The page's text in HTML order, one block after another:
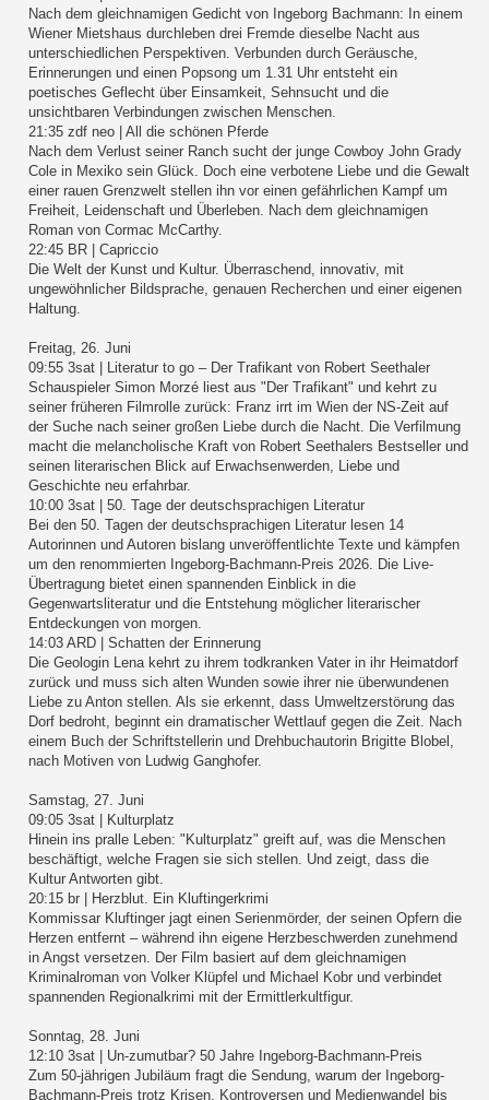
Nach dem gleichnamigen Gedicht von Ingeborg Bachmann: In einem
Wiener Mietshaus durchleben drei Fremde dieselbe Nacht aus
unterschiedlichen Perspektiven. Verbunden durch Geräusche,
Erinnerungen und einen Popsong um 1.31 Uhr entsteht ein
poetisches Geflecht über Einsamkeit, Sehnsucht und die
unsichtbaren Verbindungen zwischen Menschen.
21:35 zdf neo | All die schönen Pferde
Nach dem Verlust seiner Ranch sucht der junge Cowboy John Grady
Cole in Mexiko sein Glück. Doch eine verbotene Liebe und die Gewalt
einer rauen Grenzwelt stellen ihn vor einen gefährlichen Kampf um
Freiheit, Leidenschaft und Überleben. Nach dem gleichnamigen
Roman von Cormac McCarthy.
22:45 BR | Capriccio
Die Welt der Kunst und Kultur. Überraschend, innovativ, mit
ungewöhnlicher Bildsprache, genauen Recherchen und einer eigenen
Haltung.
Freitag, 26. Juni
09:55 3sat | Literatur to go – Der Trafikant von Robert Seethaler
Schauspieler Simon Morzé liest aus "Der Trafikant" und kehrt zu
seiner früheren Filmrolle zurück: Franz irrt im Wien der NS-Zeit auf
der Suche nach seiner großen Liebe durch die Nacht. Die Verfilmung
macht die melancholische Kraft von Robert Seethalers Bestseller und
seinen literarischen Blick auf Erwachsenwerden, Liebe und
Geschichte neu erfahrbar.
10:00 3sat | 50. Tage der deutschsprachigen Literatur
Bei den 50. Tagen der deutschsprachigen Literatur lesen 14
Autorinnen und Autoren bislang unveröffentlichte Texte und kämpfen
um den renommierten Ingeborg-Bachmann-Preis 2026. Die Live-
Übertragung bietet einen spannenden Einblick in die
Gegenwartsliteratur und die Entstehung möglicher literarischer
Entdeckungen von morgen.
14:03 ARD | Schatten der Erinnerung
Die Geologin Lena kehrt zu ihrem todkranken Vater in ihr Heimatdorf
zurück und muss sich alten Wunden sowie ihrer nie überwundenen
Liebe zu Anton stellen. Als sie erkennt, dass Umweltzerstörung das
Dorf bedroht, beginnt ein dramatischer Wettlauf gegen die Zeit. Nach
einem Buch der Schriftstellerin und Drehbuchautorin Brigitte Blobel,
nach Motiven von Ludwig Ganghofer.
Samstag, 27. Juni
09:05 3sat | Kulturplatz
Hinein ins pralle Leben: "Kulturplatz" greift auf, was die Menschen
beschäftigt, welche Fragen sie sich stellen. Und zeigt, dass die
Kultur Antworten gibt.
20:15 br | Herzblut. Ein Kluftingerkrimi
Kommissar Kluftinger jagt einen Serienmörder, der seinen Opfern die
Herzen entfernt – während ihn eigene Herzbeschwerden zunehmend
in Angst versetzen. Der Film basiert auf dem gleichnamigen
Kriminalroman von Volker Klüpfel und Michael Kobr und verbindet
spannenden Regionalkrimi mit der Ermittlerkultfigur.
Sonntag, 28. Juni
12:10 3sat | Un-zumutbar? 50 Jahre Ingeborg-Bachmann-Preis
Zum 50-jährigen Jubiläum fragt die Sendung, warum der Ingeborg-
Bachmann-Preis trotz Krisen, Kontroversen und Medienwandel bis